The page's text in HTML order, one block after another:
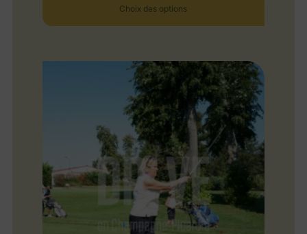
Choix des options